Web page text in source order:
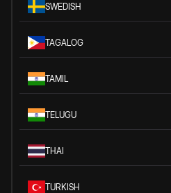
SWEDISH
TAGALOG
TAMIL
TELUGU
THAI
TURKISH